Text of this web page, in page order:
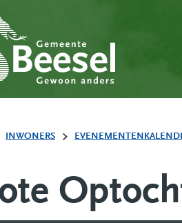
INWONERS